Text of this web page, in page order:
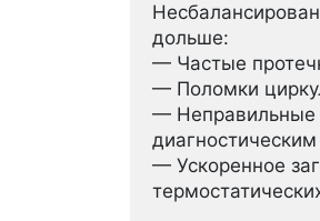
дольше:
— Частые
— Поломки
— Неправильные
— Ускоренное